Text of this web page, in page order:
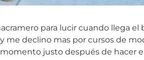
para lucir cuando llega el
me declino mas por cursos de
justo después de hacer